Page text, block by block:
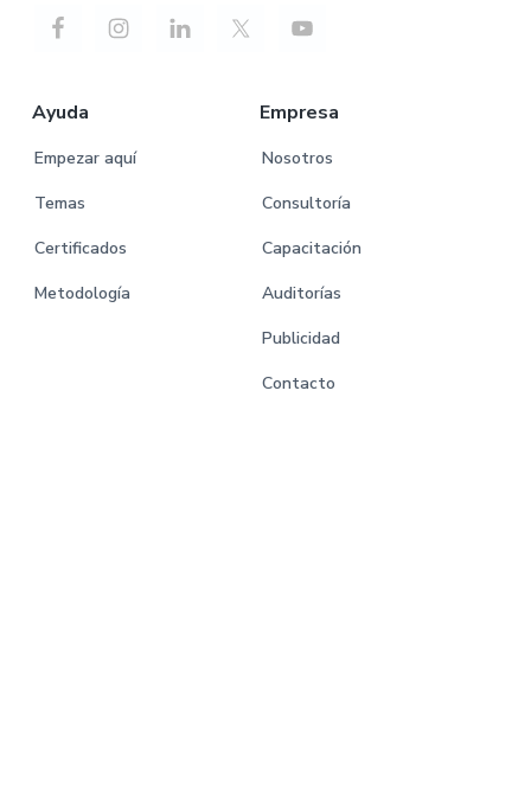
Ayuda
Empezar aquí
Temas
Certificados
Metodología
Empresa
Nosotros
Consultoría
Capacitación
Auditorías
Publicidad
Contacto